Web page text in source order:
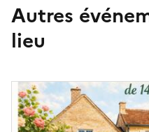
Autres
lieu